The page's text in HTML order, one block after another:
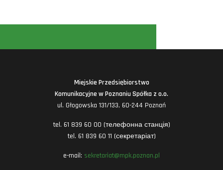
Miejskie Przedsiębiorstwo
Komunikacyjne w Poznaniu Spółka z o.o.
ul. Głogowska 131/133, 60-244 Poznań
tel. 61 839 60 00 (телефонна станція)
tel. 61 839 60 11 (секретаріат)
e-mail: sekretariat@mpk.poznan.pl